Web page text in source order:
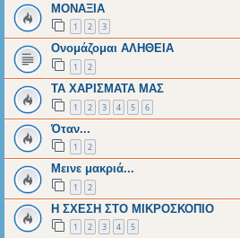
ΜΟΝΑΞΙΑ
1 2 3
Ονομάζομαι ΑΛΗΘΕΙΑ
1 2
ΤΑ ΧΑΡΙΣΜΑΤΑ ΜΑΣ
1 2 3 4 5 6
Όταν...
1 2
Μεινε μακριά...
1 2
H ΣΧΕΣΗ ΣΤΟ ΜΙΚΡΟΣΚΟΠΙΟ
1 2 3 4 5